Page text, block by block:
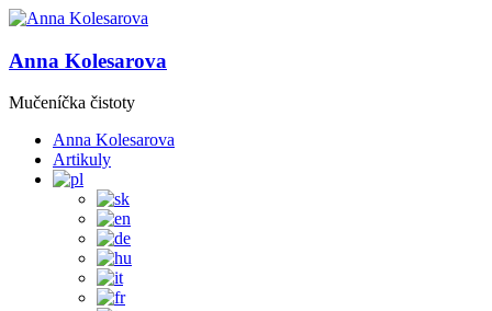
Anna Kolesarova
Mučeníčka čistoty
Anna Kolesarova
Artikuly